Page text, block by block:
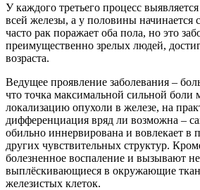
У каждого третьего процесс
всей железы, а у половины начинается
часто рак поражает оба пола, но это
преимущественно зрелых людей,
возраста.
Ведущее проявление заболевания –
что точка максимальной сильной боли
локализацию опухоли в железе, на
дифференциация вряд ли возможна –
обильно иннервирована и вовлекает в
других чувствительных структур.
болезненное воспаление и вызывают
выплёскивающиеся в окружающие
железистых клеток.